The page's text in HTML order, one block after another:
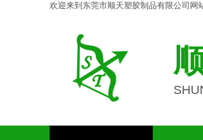
欢迎来到东莞市顺天塑胶制品有限公司网